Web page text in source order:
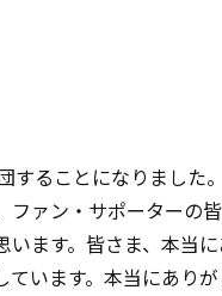
することになりました
ァン・サポーターの
ます。皆さま、本当に
います。本当にありが